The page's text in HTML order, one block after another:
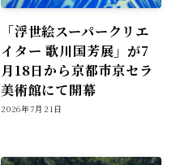
「浮世絵スーパークリエ
イター 歌川国芳展」が7
月18日から京都市京セラ
美術館にて開幕
2026年7月21日